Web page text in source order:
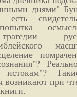
днями"
истокам"?
возникают при